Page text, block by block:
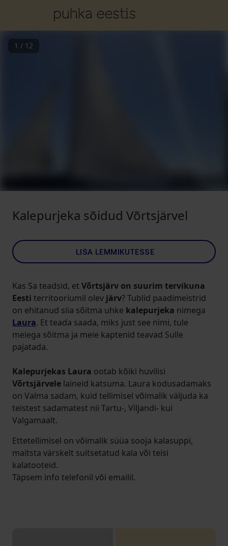
1 / 12
Kalepurjeka sõidud Võrtsjärvel
LISA LEMMIKUTESSE
Kas Sa teadsid, et Võrtsjärv on suurim tervikuna
Eesti territooriumil olev järv? Tublid paadimeistrid
on ehitanud siia sõitma uhke kalepurjeka nimega
Laura. Et teada saada, miks just see nimi, tule
meiega sõitma ja meie kaptenid teavad Sulle
pajatada.
Kalepurjekas Laura ootab kõiki huvilisi
Võrtsjärvele laineid katsuma. Laura kodusadamaks
on Valma sadam, kuid tellimisel võimalik väljuda ka
teistest sadamatest nii Tartu-, Viljandi- kui
Valgamaalt.
Ettetellimisel on võimalik süüa sooja kalasuppi,
maitsta värskelt suitsetatud kala või teisi
kalatooteid.
Täpsem info telefonil või emailil.